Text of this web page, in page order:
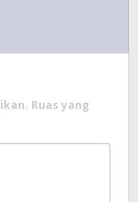
Ruas yang